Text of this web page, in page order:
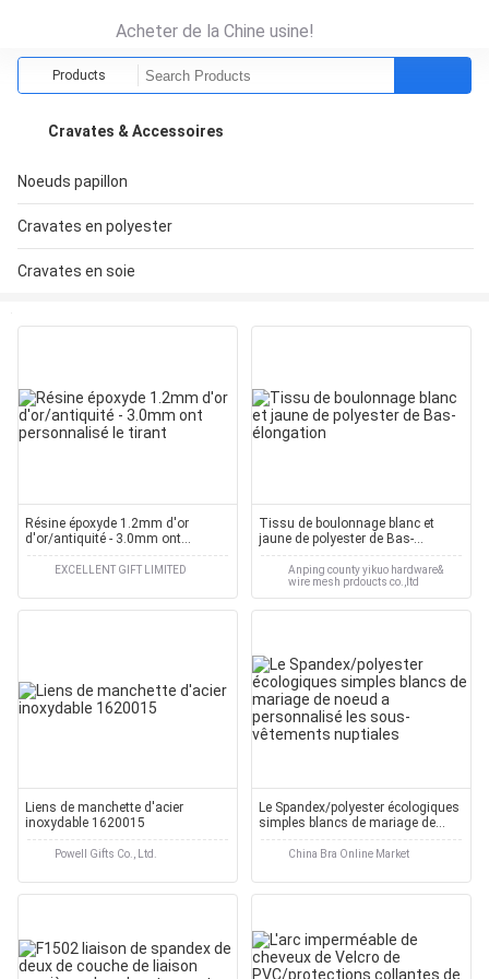
Acheter de la Chine usine!
Products
Cravates & Accessoires
Noeuds papillon
Cravates en polyester
Cravates en soie
Résine époxyde 1.2mm d'or
d'or/antiquité - 3.0mm ont
personnalisé le tirant
EXCELLENT GIFT LIMITED
Tissu de boulonnage blanc et
jaune de polyester de Bas-
élongation
Anping county yikuo hardware&
wire mesh prdoucts co.,ltd
Liens de manchette d'acier
inoxydable 1620015
Powell Gifts Co., Ltd.
Le Spandex/polyester écologiques
simples blancs de mariage de
noeud a personnalisé les sous-
vêtements nuptiales
China Bra Online Market